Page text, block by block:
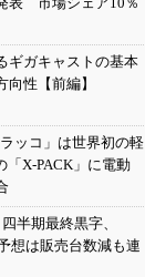
ギガキャストの基本
向性【前編】
ッコ」は世界初の軽
「X-PACK」に電動
半期最終黒字、
想は販売台数減も連